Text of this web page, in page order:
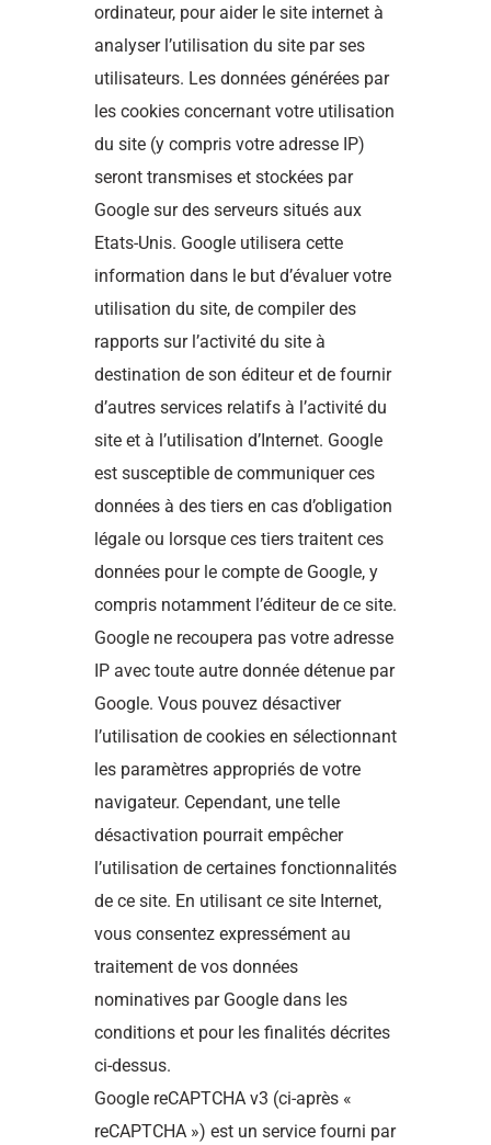
ordinateur, pour aider le site internet à
analyser l’utilisation du site par ses
utilisateurs. Les données générées par
les cookies concernant votre utilisation
du site (y compris votre adresse IP)
seront transmises et stockées par
Google sur des serveurs situés aux
Etats-Unis. Google utilisera cette
information dans le but d’évaluer votre
utilisation du site, de compiler des
rapports sur l’activité du site à
destination de son éditeur et de fournir
d’autres services relatifs à l’activité du
site et à l’utilisation d’Internet. Google
est susceptible de communiquer ces
données à des tiers en cas d’obligation
légale ou lorsque ces tiers traitent ces
données pour le compte de Google, y
compris notamment l’éditeur de ce site.
Google ne recoupera pas votre adresse
IP avec toute autre donnée détenue par
Google. Vous pouvez désactiver
l’utilisation de cookies en sélectionnant
les paramètres appropriés de votre
navigateur. Cependant, une telle
désactivation pourrait empêcher
l’utilisation de certaines fonctionnalités
de ce site. En utilisant ce site Internet,
vous consentez expressément au
traitement de vos données
nominatives par Google dans les
conditions et pour les finalités décrites
ci-dessus.
Google reCAPTCHA v3 (ci-après «
reCAPTCHA ») est un service fourni par